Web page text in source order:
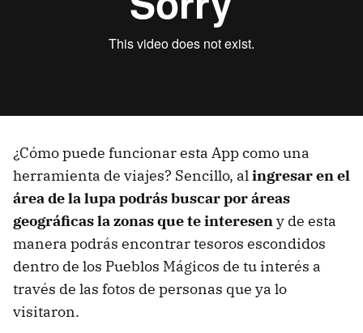
¿Cómo puede funcionar esta App como una
herramienta de viajes? Sencillo, alingresar en el
área de la lupa podrás buscar por áreas
geográficas la zonas que te intereseny de esta
manera podrás encontrar tesoros escondidos
dentro de los Pueblos Mágicos de tu interés a
través de las fotos de personas que ya lo
visitaron.